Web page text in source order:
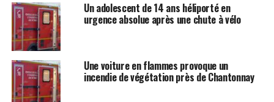
Un adolescent de 14 ans héliporté en
urgence absolue après une chute à vélo
Une voiture en flammes provoque un
incendie de végétation près de Chantonnay